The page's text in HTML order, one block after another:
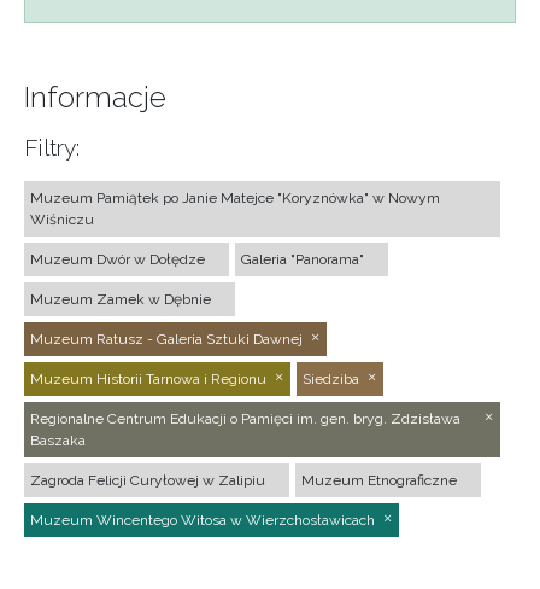
Informacje
Filtry:
Muzeum Pamiątek po Janie Matejce "Koryznówka" w Nowym
Wiśniczu
Muzeum Dwór w Dołędze Galeria "Panorama"
Muzeum Zamek w Dębnie
Muzeum Ratusz - Galeria Sztuki Dawnej
Muzeum Historii Tarnowa i Regionu Siedziba
Regionalne Centrum Edukacji o Pamięci im. gen. bryg. Zdzisława
Baszaka
Zagroda Felicji Curyłowej w Zalipiu Muzeum Etnograficzne
Muzeum Wincentego Witosa w Wierzchosławicach